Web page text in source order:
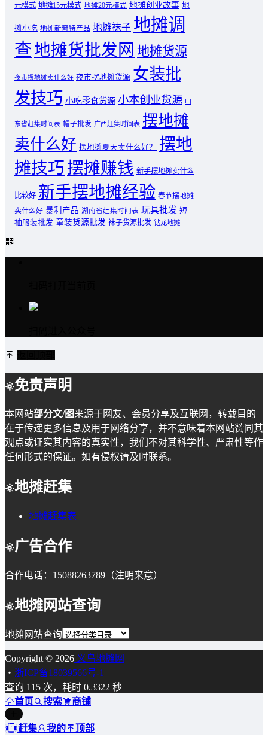
元模式 地摊15元模式 地摊20元模式 地摊创业故事 地
摊小吃 地摊新奇特产品 地摊袜子 地摊调
查地摊货批发网 地摊货源
夜市摆地摊卖什么好 夜市摆地摊货源 女装批
发技巧 小吃零食货源 小本创业货源 山
东省赶集时间表 帽子批发 广西赶集时间表 摆地摊
卖什么好 摆地摊夏天卖什么好？
摆地
摊技巧摆摊赚钱 新手摆地摊卖什么
比较好 新手摆地摊经验 春节摆地摊
卖什么好 暴利产品 湖南省赶集时间表 玩具批发 短
袖服装批发 童装货源批发 袜子货源批发 钻龙地摊
免责声明
本网站部分文/图来源于网友、会员分享及互联网，转载目的
在于传递更多信息及用于网络分享，并不意味着本网站赞同其
观点或证实其内容的真实性，我们不对其科学性、严肃性等作
任何形式的保证。如有侵权请及时联系。
地摊赶集
地摊赶集表
广告合作
合作电话：15088263789（注明来意）
地摊网站查询
地摊网站查询
Copyright © 2026 义乌地摊网
・ 浙ICP备18039566号-1
查询 115 次，耗时 0.3322 秒
首页
搜索 商铺
赶集 我的 顶部